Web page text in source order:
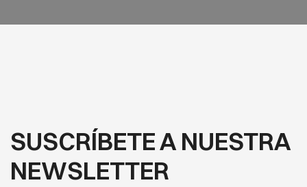
SUSCRÍBETE A NUESTRA
NEWSLETTER